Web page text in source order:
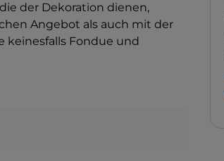
der Dekoration dienen,
Angebot als auch mit der
keinesfalls Fondue und